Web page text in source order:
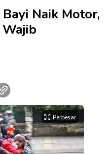
Naik Motor,
Perbesar